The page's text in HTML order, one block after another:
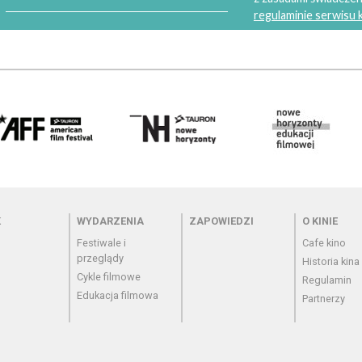
regulaminie serwisu
- cennik Menu - wydarzenia
WYDARZENIA
Festiwale i
przeglądy
Cykle filmowe
Edukacja filmowa
Menu - zapowiedzi
ZAPOWIEDZI Menu -
O KINIE
Cafe kino
Historia kina
Regulamin
Partnerzy